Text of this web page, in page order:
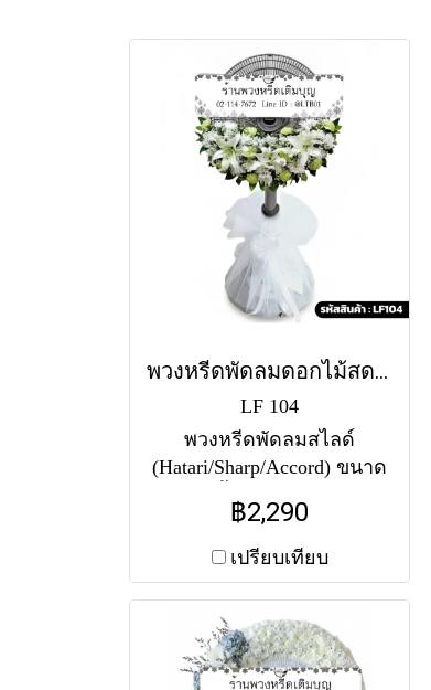
พวงหรีดพัดลมดอกไม้สด ศิริ (LF104)
LF 104
พวงหรีดพัดลมสไลด์
(Hatari/Sharp/Accord) ขนาด
16-18 นิ้ว จัดดอกไม้สดรูป
ทรงครึ่งวงกลม (Half-Moon)
บริเวณใต้หน้ากากพัดลม
โทนสีขาว-เขียว โดดเด่น
ด้วยดอกลิลลี่ขาวและดอก
คาร์เนชั่นสีเขียว ฐานพัดลม
ตกแต่งด้วยผ้าโปร่งสีขาวผูก
฿2,290
เปรียบเทียบ